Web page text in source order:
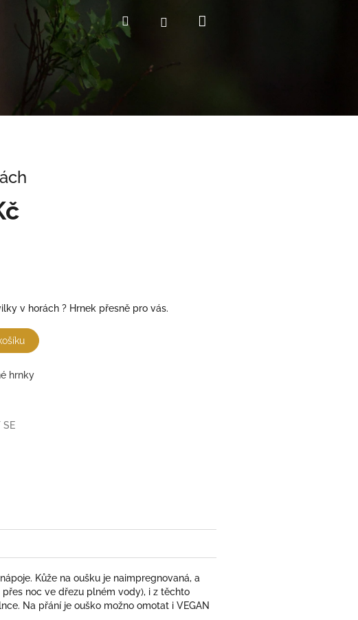
HledatPřihlášení
v horách ? Hrnek přesně pro vás.
hrnky
SE
Kůže na oušku je naimpregnovaná, a
noc ve dřezu plném vody), i z těchto
Na přání je ouško možno omotat i VEGAN